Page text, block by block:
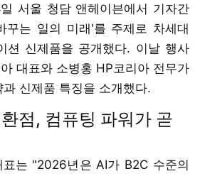
서울 청담 앤헤이븐에서 기자간
꾸는 일의 미래'를 주제로 차세대
션 신제품을 공개했다. 이날 행사
대표와 소병홍 HP코리아 전무가
신제품 특징을 소개했다.
점, 컴퓨팅 파워가 곧
는 "2026년은 AI가 B2C 수준의